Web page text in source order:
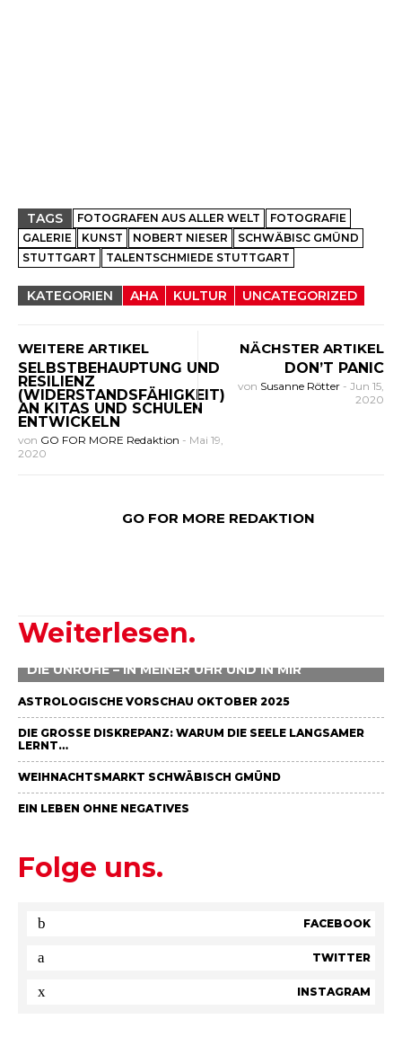
TAGS FOTOGRAFEN AUS ALLER WELT
FOTOGRAFIE
GALERIE
KUNST NOBERT NIESER
SCHWÄBISC GMÜND
STUTTGART
TALENTSCHMIEDE STUTTGART
KATEGORIEN AHA KULTUR UNCATEGORIZED
WEITERE ARTIKEL
SELBSTBEHAUPTUNG UND
RESILIENZ
(WIDERSTANDSFÄHIGKEIT)
AN KITAS UND SCHULEN
ENTWICKELN
von GO FOR MORE Redaktion - Mai 19,
2020
NÄCHSTER ARTIKEL
DON’T PANIC
von Susanne Rötter - Jun 15,
2020
GO FOR MORE REDAKTION
Weiterlesen.
DIE UNRUHE – IN MEINER UHR UND IN MIR
ASTROLOGISCHE VORSCHAU OKTOBER 2025
DIE GROSSE DISKREPANZ: WARUM DIE SEELE LANGSAMER L
ERNT…
WEIHNACHTSMARKT SCHWÄBISCH GMÜND
EIN LEBEN OHNE NEGATIVES
Folge uns.
FACEBOOK
TWITTER
INSTAGRAM